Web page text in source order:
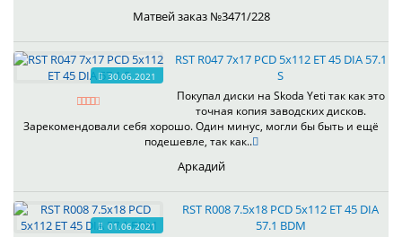
Матвей заказ №3471/228
30.06.2021
RST R047 7x17 PCD 5x112 ET 45 DIA 57.1
S
Покупал диски на Skoda Yeti так как это
точная копия заводских дисков.
Зарекомендовали себя хорошо. Один минус, могли бы быть и ещё
подешевле, так как..
Аркадий
01.06.2021
RST R008 7.5x18 PCD 5x112 ET 45 DIA
57.1 BDM